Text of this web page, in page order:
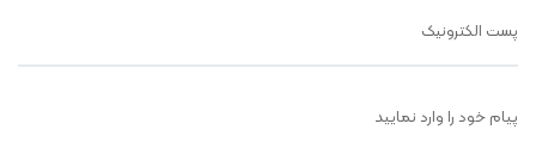
پست الکترونیک
پیام خود را وارد نمایید